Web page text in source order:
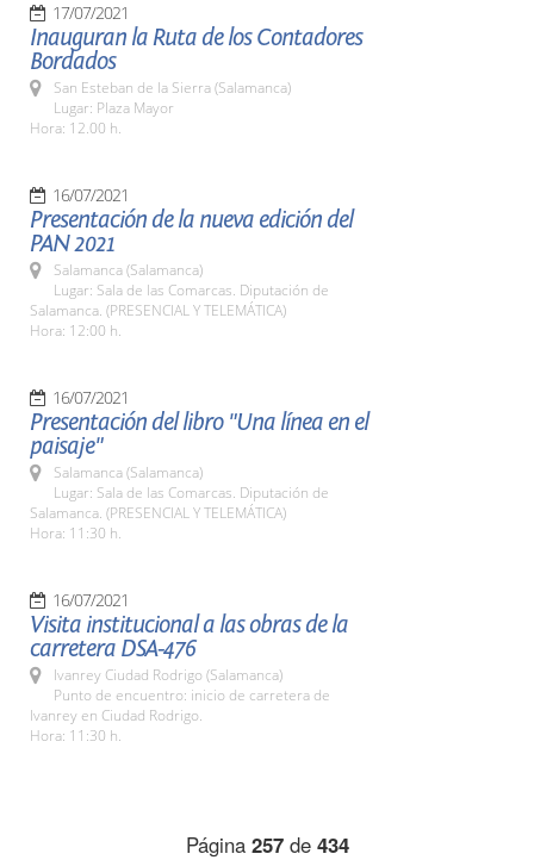
17/07/2021
Inauguran la Ruta de los Contadores
Bordados
San Esteban de la Sierra (Salamanca)
Lugar: Plaza Mayor
Hora: 12.00 h.
16/07/2021
Presentación de la nueva edición del
PAN 2021
Salamanca (Salamanca)
Lugar: Sala de las Comarcas. Diputación de
Salamanca. (PRESENCIAL Y TELEMÁTICA)
Hora: 12:00 h.
16/07/2021
Presentación del libro "Una línea en el
paisaje"
Salamanca (Salamanca)
Lugar: Sala de las Comarcas. Diputación de
Salamanca. (PRESENCIAL Y TELEMÁTICA)
Hora: 11:30 h.
16/07/2021
Visita institucional a las obras de la
carretera DSA-476
Ivanrey Ciudad Rodrigo (Salamanca)
Punto de encuentro: inicio de carretera de
Ivanrey en Ciudad Rodrigo.
Hora: 11:30 h.
Página 257de 434